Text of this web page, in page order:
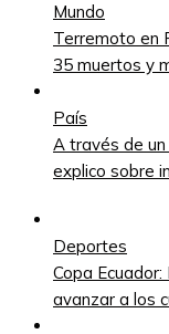
Mundo
Terremoto en
35 muertos y
País
A través de un
explico sobre
Deportes
Copa
avanzar a los